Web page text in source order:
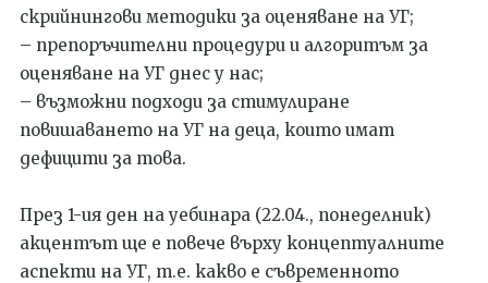
скрийнингови методики за оценяване на УГ;
– препоръчителни процедури и алгоритъм за
оценяване на УГ днес у нас;
– възможни подходи за стимулиране
повишаването на УГ на деца, които имат
дефицити за това.
През 1-ия ден на уебинара (22.04., понеделник)
акцентът ще е повече върху концептуалните
аспекти на УГ, т.е. какво е съвременното